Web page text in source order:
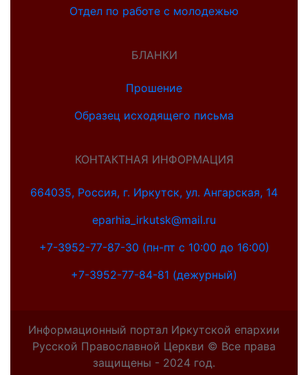
Отдел по работе с молодежью
БЛАНКИ
Прошение
Образец исходящего письма
КОНТАКТНАЯ ИНФОРМАЦИЯ
664035, Россия, г. Иркутск, ул. Ангарская, 14
eparhia_irkutsk@mail.ru
+7-3952-77-87-30 (пн-пт с 10:00 до 16:00)
+7-3952-77-84-81 (дежурный)
Информационный портал Иркутской епархии
Русской Православной Церкви © Все права
защищены - 2024 год.